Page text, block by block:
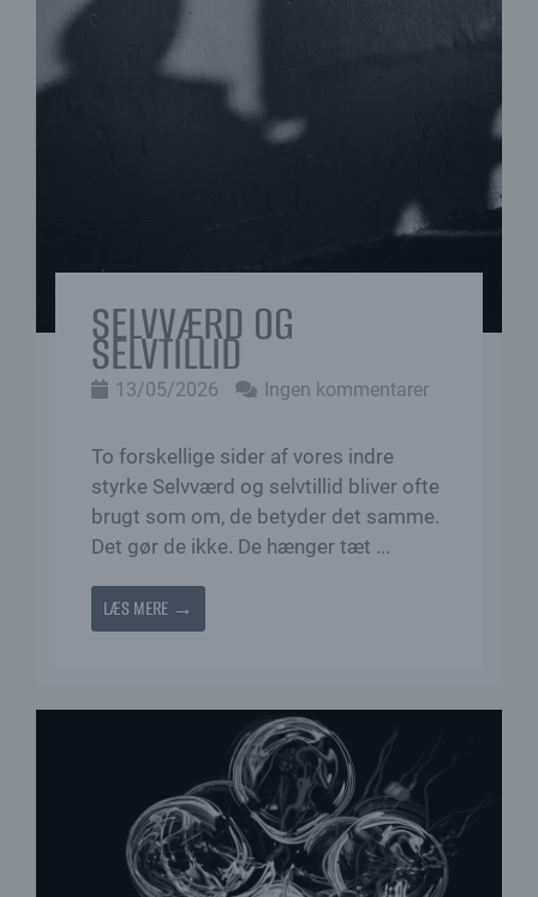
SELVVÆRD OG
SELVTILLID
13/05/2026 Ingen kommentarer
To forskellige sider af vores indre
styrke Selvværd og selvtillid bliver ofte
brugt som om, de betyder det samme.
Det gør de ikke. De hænger tæt ...
LÆS MERE →